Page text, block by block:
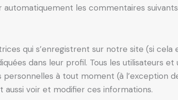
les commentaires suivants
qui s’enregistrent sur notre site (si
dans leur profil. Tous les utilisateurs
à tout moment (à l’exception
aussi voir et modifier ces informations.